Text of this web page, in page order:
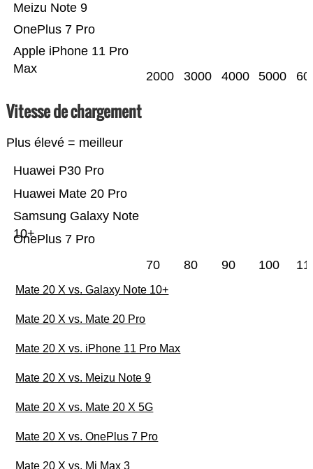
Apple iPhone 11 Pro
Max
OnePlus 7 Pro
Meizu Note 9
2000 3000 4000 5000
Vitesse de chargement
Plus élevé = meilleur
OnePlus 7 Pro
Samsung Galaxy Note
10+
Huawei Mate 20 Pro
Huawei P30 Pro
70 80 90 100
Mate 20 X vs. Galaxy Note 10+
Mate 20 X vs. Mate 20 Pro
Mate 20 X vs. iPhone 11 Pro Max
Mate 20 X vs. Meizu Note 9
Mate 20 X vs. Mate 20 X 5G
Mate 20 X vs. OnePlus 7 Pro
Mate 20 X vs. Mi Max 3